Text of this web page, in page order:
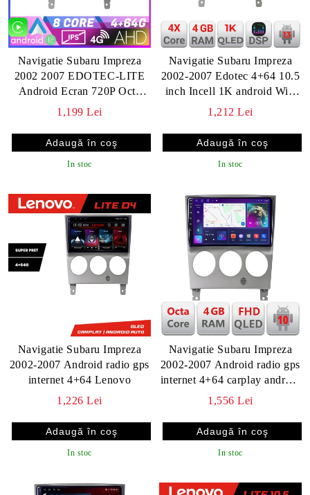
Navigatie Subaru Impreza
2002 2007 EDOTEC-LITE
Android Ecran 720P Octa
Core 4+32 Carplay
1,199 Lei
In stoc
Navigatie Subaru Impreza
2002-2007 Edotec 4+64 10.5
inch Incell 1K android Wifi
5Ghz gps internet KIT-
1,212 Lei
In stoc
Navigatie Subaru Impreza
2002-2007 Android radio gps
internet 4+64 Lenovo
1,226 Lei
In stoc
Navigatie Subaru Impreza
2002-2007 Android radio gps
internet 4+64 carplay android
auto KIT-impreza2002+EDT-
1,556 Lei
In stoc